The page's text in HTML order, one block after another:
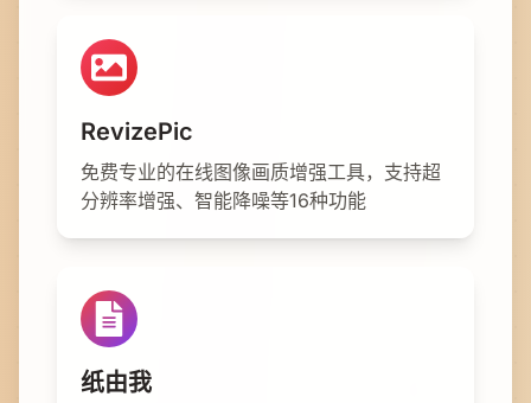
RevizePic
免费专业的在线图像画质增强工具，支持超
分辨率增强、智能降噪等16种功能
纸由我